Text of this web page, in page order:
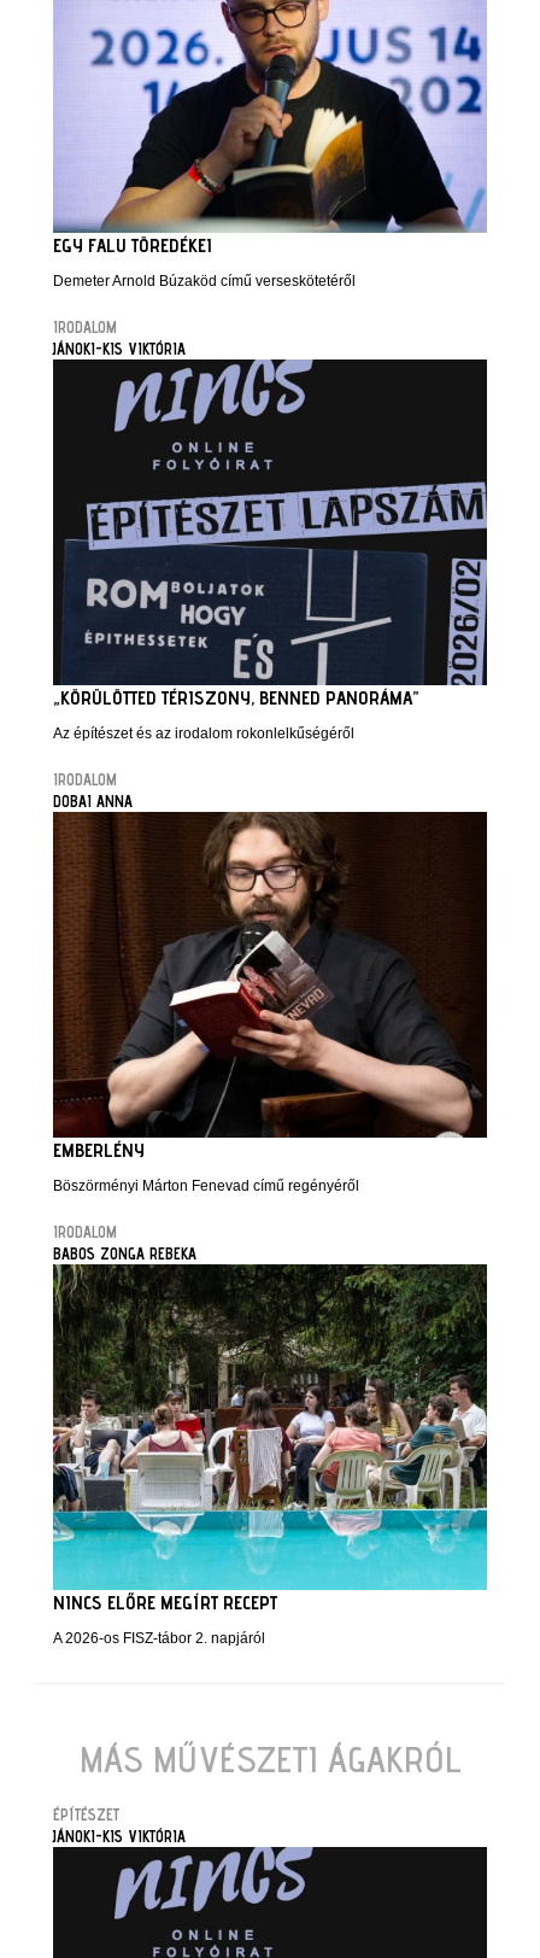
EGY FALU TÖREDÉKEI
Demeter Arnold Búzaköd című verseskötetéről
IRODALOM
JÁNOKI-KIS VIKTÓRIA
„KÖRÜLÖTTED TÉRISZONY, BENNED PANORÁMA”
Az építészet és az irodalom rokonlelkűségéről
IRODALOM
DOBAI ANNA
EMBERLÉNY
Böszörményi Márton Fenevad című regényéről
IRODALOM
BABOS ZONGA REBEKA
NINCS ELŐRE MEGÍRT RECEPT
A 2026-os FISZ-tábor 2. napjáról
MÁS MŰVÉSZETI ÁGAKRÓL
ÉPÍTÉSZET
JÁNOKI-KIS VIKTÓRIA